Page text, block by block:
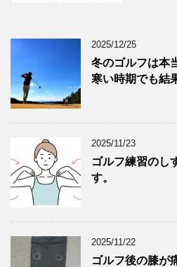
2025/12/25
冬のゴルフは本
寒い時期でも結
2025/11/23
ゴルフ練習のし
す。
2025/11/22
ゴルフ後の膝が